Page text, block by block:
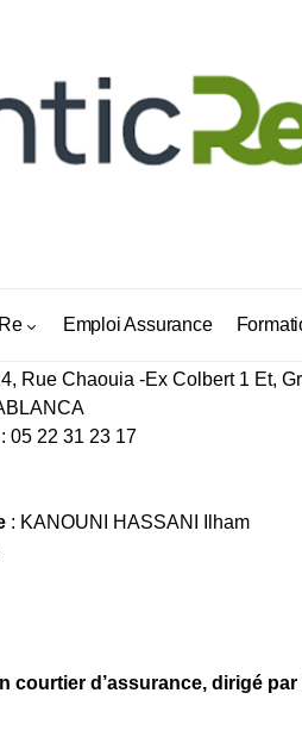
Emploi Assurance
ASSURANCE (AEA)
Rue Chaouia -Ex Colbert 1 Et,
: 05 22 31 23 17
: KANOUNI HASSANI Ilham
courtier d’assurance, dirigé